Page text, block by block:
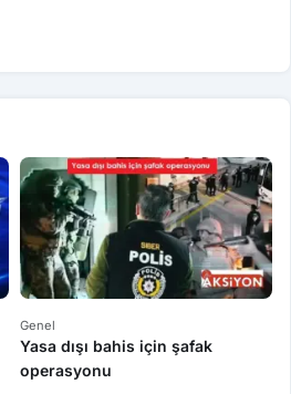
Genel
Yasa dışı bahis için şafak
operasyonu